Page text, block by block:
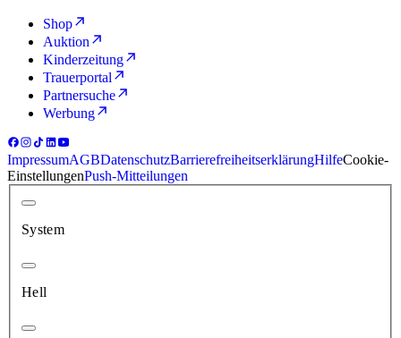
Shop
Auktion
Kinderzeitung
Trauerportal
Partnersuche
Werbung
ImpressumAGBDatenschutzBarrierefreiheitserklärungHilfeCookie-
EinstellungenPush-Mitteilungen
System
Hell